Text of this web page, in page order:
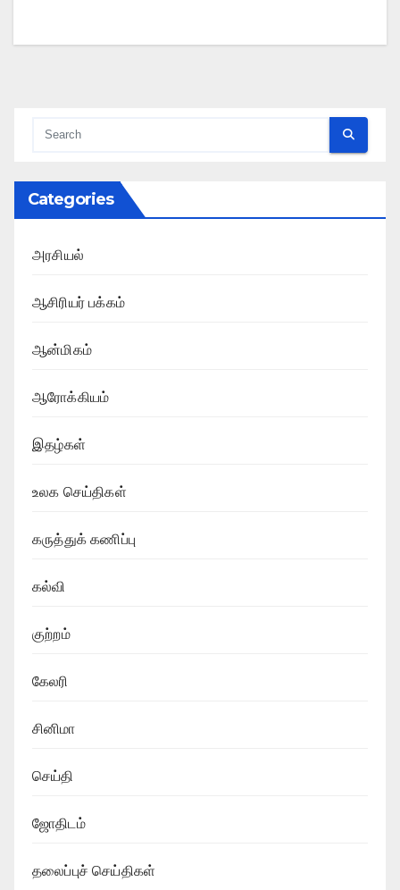
Categories
அரசியல்
ஆசிரியர் பக்கம்
ஆன்மிகம்
ஆரோக்கியம்
இதழ்கள்
உலக செய்திகள்
கருத்துக் கணிப்பு
கல்வி
குற்றம்
கேலரி
சினிமா
செய்தி
ஜோதிடம்
தலைப்புச் செய்திகள்